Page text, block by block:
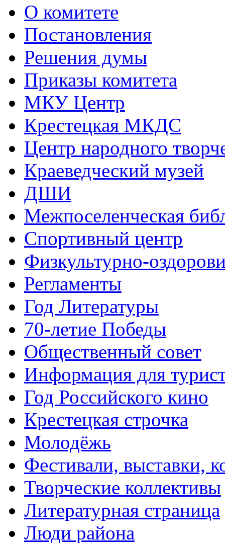
О комитете
Постановления
Решения думы
Приказы комитета
МКУ Центр
Крестецкая МКДС
Центр народного
Краеведческий музей
ДШИ
Межпоселенческая
Спортивный центр
Физкультурно-
Регламенты
Год Литературы
70-летие Победы
Общественный совет
Информация для
Год Российского кино
Крестецкая строчка
Молодёжь
Фестивали, выставки,
Творческие коллективы
Литературная страница
Люди района